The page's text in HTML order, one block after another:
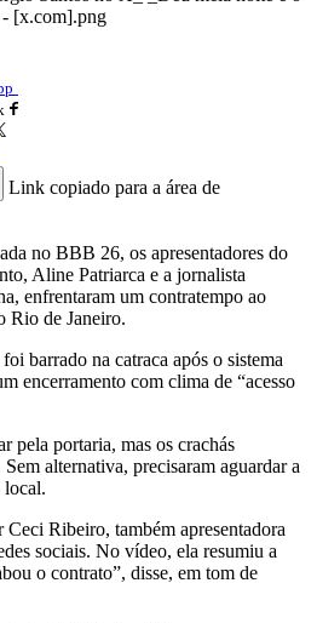
Link copiado para a área de
no BBB 26, os apresentadores do
Aline Patriarca e a jornalista
enfrentaram um contratempo ao
Rio de Janeiro.
barrado na catraca após o sistema
encerramento com clima de “acesso
pela portaria, mas os crachás
alternativa, precisaram aguardar a
local.
Ribeiro, também apresentadora
sociais. No vídeo, ela resumiu a
o contrato”, disse, em tom de